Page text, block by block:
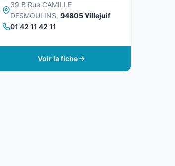
39 B Rue CAMILLE
DESMOULINS, 94805 Villejuif
01 42 11 42 11
Voir la fiche